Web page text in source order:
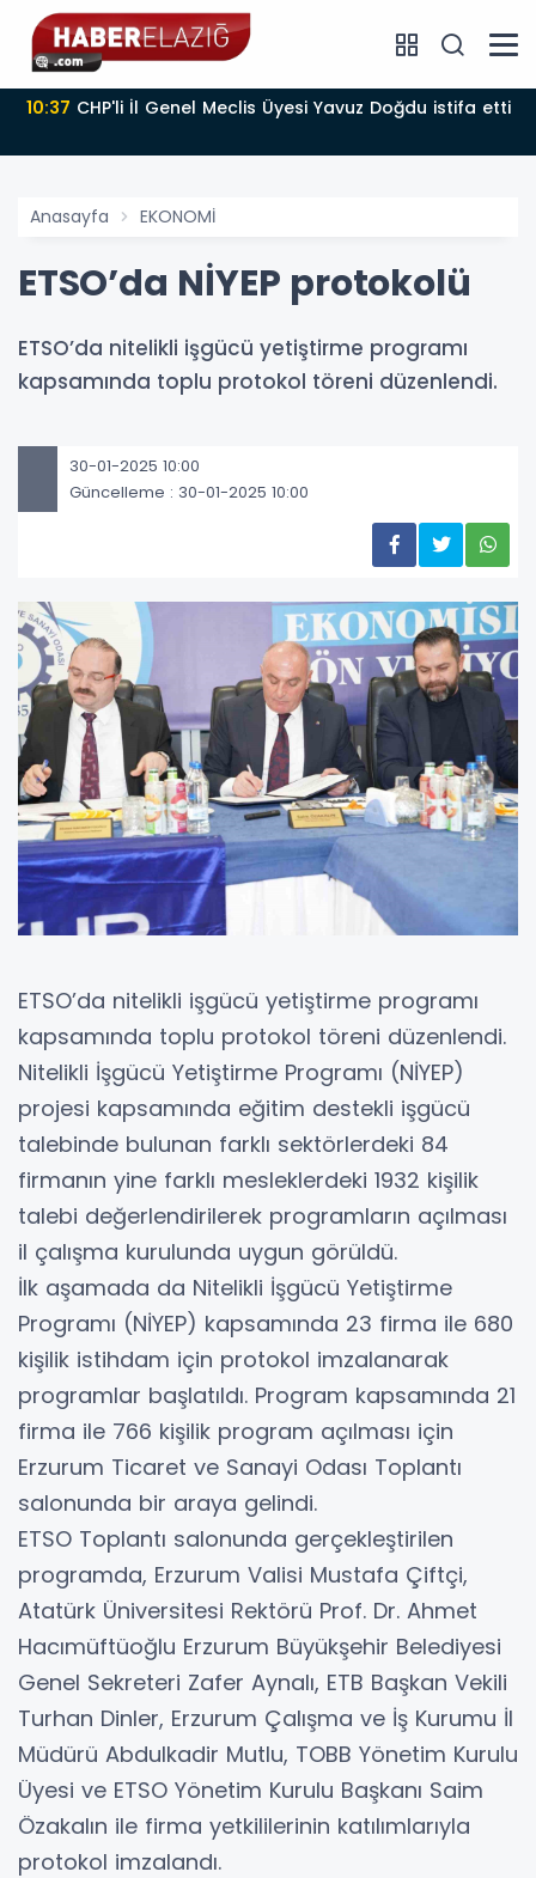
10:37 CHP'li İl Genel Meclis Üyesi Yavuz Doğdu istifa etti
Anasayfa EKONOMİ
ETSO’da NİYEP protokolü
ETSO’da nitelikli işgücü yetiştirme programı
kapsamında toplu protokol töreni düzenlendi.
30-01-2025 10:00
Güncelleme : 30-01-2025 10:00
ETSO’da nitelikli işgücü yetiştirme programı
kapsamında toplu protokol töreni düzenlendi.
Nitelikli İşgücü Yetiştirme Programı (NİYEP)
projesi kapsamında eğitim destekli işgücü
talebinde bulunan farklı sektörlerdeki 84
firmanın yine farklı mesleklerdeki 1932 kişilik
talebi değerlendirilerek programların açılması
il çalışma kurulunda uygun görüldü.
İlk aşamada da Nitelikli İşgücü Yetiştirme
Programı (NİYEP) kapsamında 23 firma ile 680
kişilik istihdam için protokol imzalanarak
programlar başlatıldı. Program kapsamında 21
firma ile 766 kişilik program açılması için
Erzurum Ticaret ve Sanayi Odası Toplantı
salonunda bir araya gelindi.
ETSO Toplantı salonunda gerçekleştirilen
programda, Erzurum Valisi Mustafa Çiftçi,
Atatürk Üniversitesi Rektörü Prof. Dr. Ahmet
Hacımüftüoğlu Erzurum Büyükşehir Belediyesi
Genel Sekreteri Zafer Aynalı, ETB Başkan Vekili
Turhan Dinler, Erzurum Çalışma ve İş Kurumu İl
Müdürü Abdulkadir Mutlu, TOBB Yönetim Kurulu
Üyesi ve ETSO Yönetim Kurulu Başkanı Saim
Özakalın ile firma yetkililerinin katılımlarıyla
protokol imzalandı.